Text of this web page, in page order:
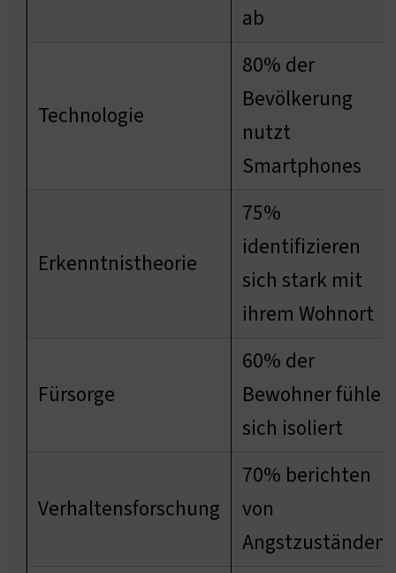
ab
Technologie
80% der
Bevölkerung
nutzt
Smartphones
Erkenntnistheorie
75%
identifizieren
sich stark mit
ihrem Wohnort
Fürsorge
60% der
Bewohner fühlen
sich isoliert
Verhaltensforschung
70% berichten
von
Angstzuständen